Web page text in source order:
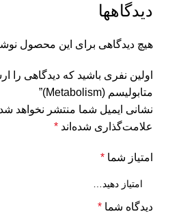
دیدگاهها
هیچ دیدگاهی برای این محصول
اولین نفری باشید که دیدگاهی را
متابولیسم (Metabolism)”
نشانی ایمیل شما منتشر نخواهد
علامت‌گذاری شده‌اند *
امتیاز شما *
دیدگاه شما *